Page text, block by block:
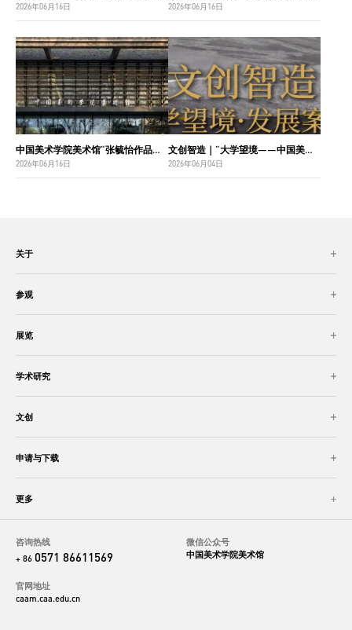
2026年06月16日 2026年06月16日
中国美术学院美术馆“张毓怡作品捐赠收藏项目”入选“2026年度国家美术作品收藏和捐赠奖励项目名单”
2026年06月16日
文创智造｜“大学望境——中国美术学院建设世界一流大学二十周年”特展导览
2026年06月04日
关于
参观
展览
学术研究
文创
申请与下载
更多
咨询热线
+ 86 0571 86611569
官网地址
caam.caa.edu.cn
微信公众号
中国美术学院美术馆